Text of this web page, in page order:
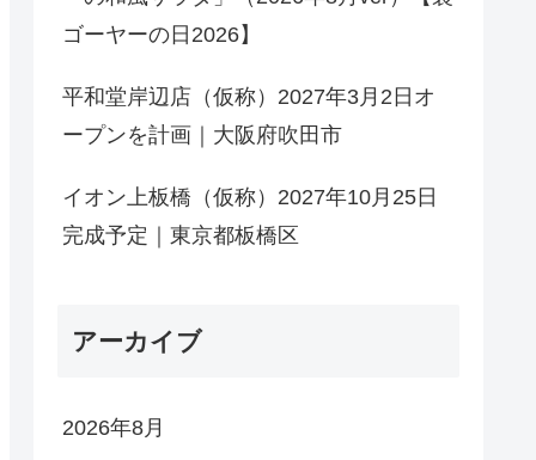
ゴーヤーの日2026】
平和堂岸辺店（仮称）2027年3月2日オ
ープンを計画｜大阪府吹田市
イオン上板橋（仮称）2027年10月25日
完成予定｜東京都板橋区
アーカイブ
2026年8月